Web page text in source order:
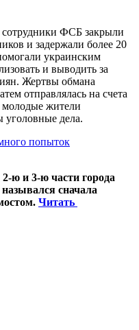
ФСБ закрыли
и задержали более 20
украинским
и выводить за
Жертвы обмана
отправлялась на счета
жители
уголовные дела.
попыток
ю и 3-ю части города
сначала
Читать